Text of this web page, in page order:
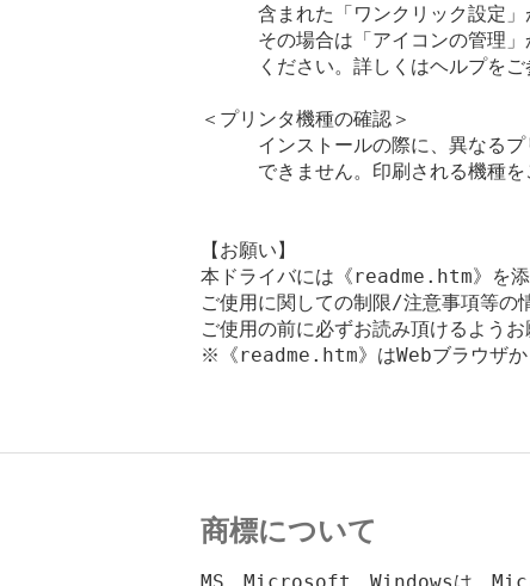
含まれた「ワンクリック設定」が
その場合は「アイコンの管理」か
ください。詳しくはヘルプをご参
＜プリンタ機種の確認＞
インストールの際に、異なるプ
できません。印刷される機種をご
【お願い】
本ドライバには《readme.htm》を添
ご使用に関しての制限/注意事項等の
ご使用の前に必ずお読み頂けるようお
※《readme.htm》はWebブラウザか
商標について